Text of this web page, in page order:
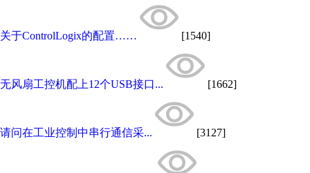
关于ControlLogix的配置…… [1540]
无风扇工控机配上12个USB接口... [1662]
请问在工业控制中串行通信采... [3127]